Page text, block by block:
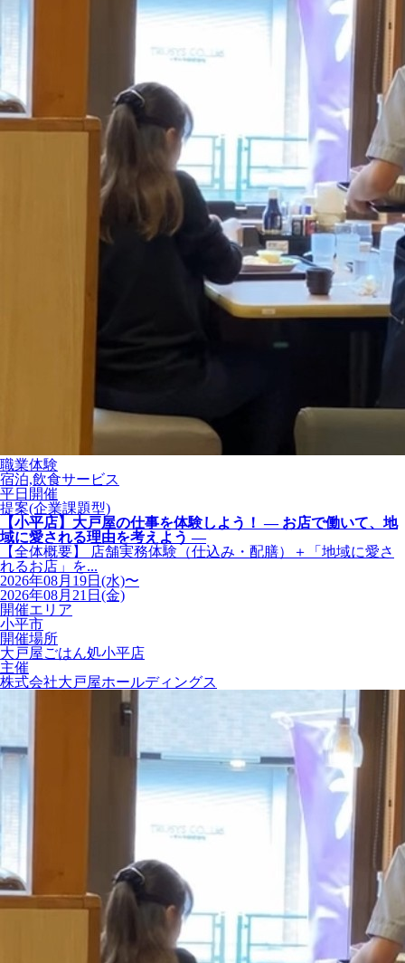
職業体験
宿泊,飲食サービス
平日開催
提案(企業課題型)
【小平店】大戸屋の仕事を体験しよう！ ― お店で働いて、地
域に愛される理由を考えよう ―
【全体概要】 店舗実務体験（仕込み・配膳）＋「地域に愛さ
れるお店」を...
2026年08月19日(水)〜
2026年08月21日(金)
開催エリア
小平市
開催場所
大戸屋ごはん処小平店
主催
株式会社大戸屋ホールディングス